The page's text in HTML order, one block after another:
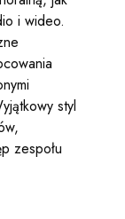
i wideo.
styl
zespołu